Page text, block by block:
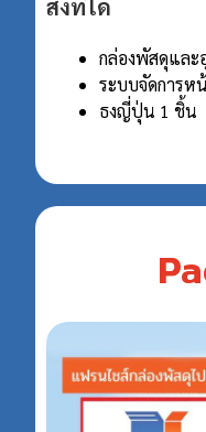
สิ่งที่ได้
กล่องพัสดุแล
ระบบจัดการห
ธงญี่ปุ่น 1 ชิ้น